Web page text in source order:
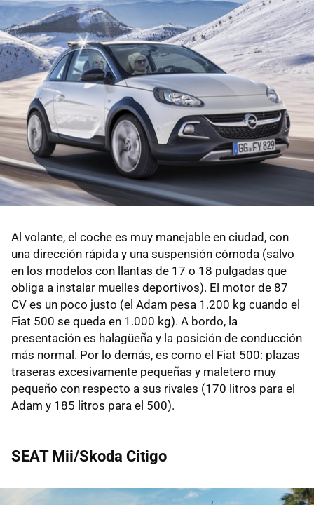
Al volante, el coche es muy manejable en ciudad, con
una dirección rápida y una suspensión cómoda (salvo
en los modelos con llantas de 17 o 18 pulgadas que
obliga a instalar muelles deportivos). El motor de 87
CV es un poco justo (el Adam pesa 1.200 kg cuando el
Fiat 500 se queda en 1.000 kg). A bordo, la
presentación es halagüeña y la posición de conducción
más normal. Por lo demás, es como el Fiat 500: plazas
traseras excesivamente pequeñas y maletero muy
pequeño con respecto a sus rivales (170 litros para el
Adam y 185 litros para el 500).
SEAT Mii/Skoda Citigo